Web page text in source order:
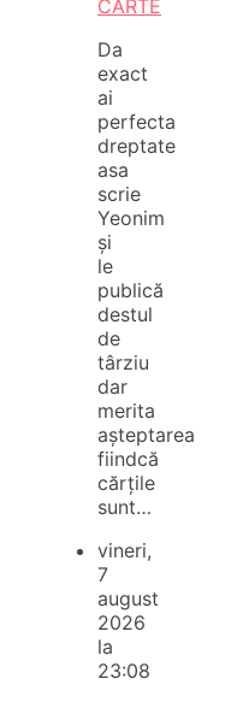
CARTE
Da
exact
ai
perfecta
dreptate
asa
scrie
Yeonim
și
le
publică
destul
de
târziu
dar
merita
așteptarea
fiindcă
cărțile
sunt…
vineri,
7
august
2026
la
23:08